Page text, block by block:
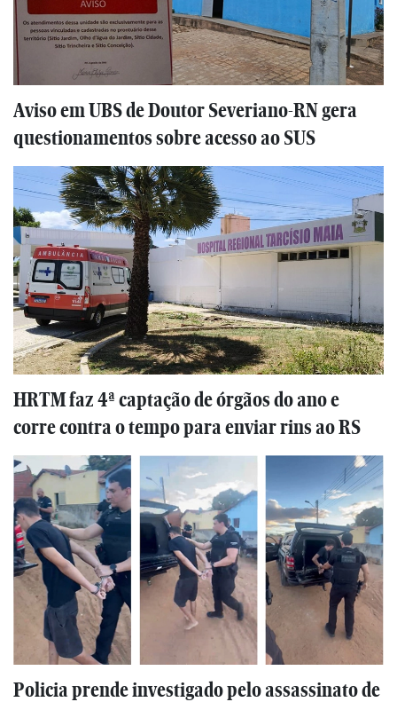
Aviso em UBS de Doutor Severiano-RN gera
questionamentos sobre acesso ao SUS
HRTM faz 4ª captação de órgãos do ano e
corre contra o tempo para enviar rins ao RS
Policia prende investigado pelo assassinato de